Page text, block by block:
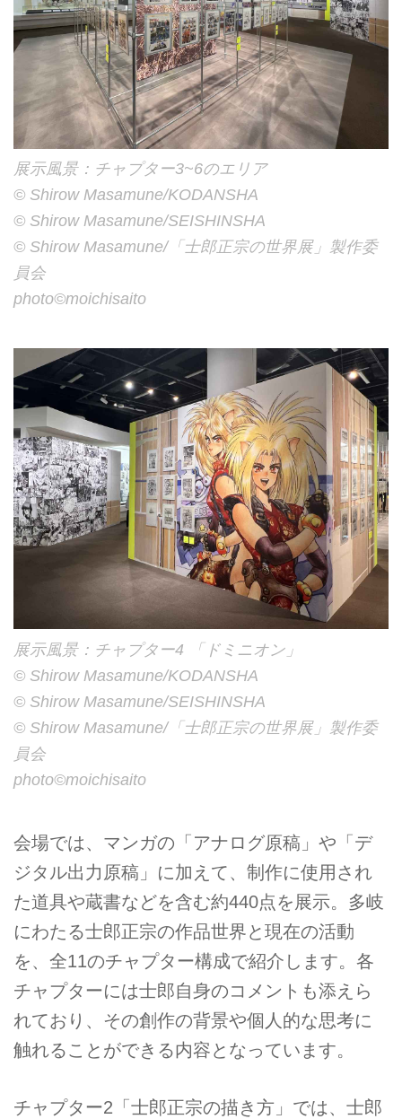
展示風景：チャプター3~6のエリア
©︎ Shirow Masamune/KODANSHA
©︎ Shirow Masamune/SEISHINSHA
©︎ Shirow Masamune/「士郎正宗の世界展」製作委
員会
photo©︎moichisaito
展示風景：チャプター4 「ドミニオン」
©︎ Shirow Masamune/KODANSHA
©︎ Shirow Masamune/SEISHINSHA
©︎ Shirow Masamune/「士郎正宗の世界展」製作委
員会
photo©︎moichisaito
会場では、マンガの「アナログ原稿」や「デ
ジタル出力原稿」に加えて、制作に使用され
た道具や蔵書などを含む約440点を展示。多岐
にわたる士郎正宗の作品世界と現在の活動
を、全11のチャプター構成で紹介します。各
チャプターには士郎自身のコメントも添えら
れており、その創作の背景や個人的な思考に
触れることができる内容となっています。
チャプター2「士郎正宗の描き方」では、士郎